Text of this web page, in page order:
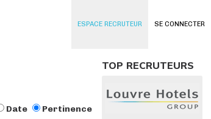
SE CONNECTER
ESPACE RECRUTEUR
Date Pertinence
TOP RECRUTEURS